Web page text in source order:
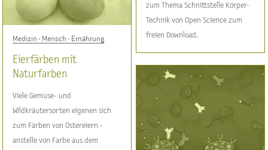
zum Thema Schnittstelle Körper-
Technik von Open Science zum
freien Download.
Medizin - Mensch - Ernährung
Eierfärben mit
Naturfarben
Viele Gemüse- und
Wildkräutersorten eigenen sich
zum Färben von Ostereiern -
anstelle von Farbe aus dem